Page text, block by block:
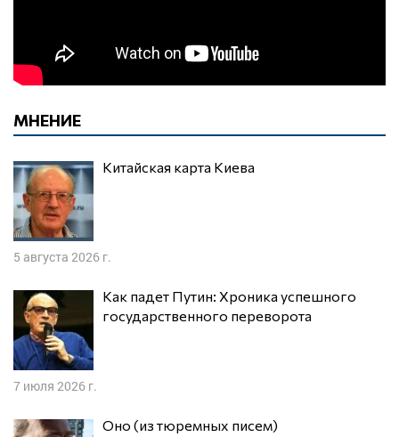
МНЕНИЕ
Китайская карта Киева
5 августа 2026 г.
Как падет Путин: Хроника успешного
государственного переворота
7 июля 2026 г.
Оно (из тюремных писем)